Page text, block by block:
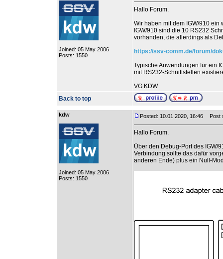
Joined: 05 May 2006
Posts: 1550
Hallo Forum.
Wir haben mit dem IGW/910
IGW/910 sind die 10 RS232
vorhanden, die allerdings als
https://ssv-comm.de/forum/
Typische Anwendungen für ein
mit RS232-Schnittstellen
VG KDW
Back to top
kdw
Joined: 05 May 2006
Posts: 1550
Posted: 10.01.2020, 16:46 Post
Hallo Forum.
Über den Debug-Port des IGW/
Verbindung sollte das dafür
anderen Ende) plus ein Null-